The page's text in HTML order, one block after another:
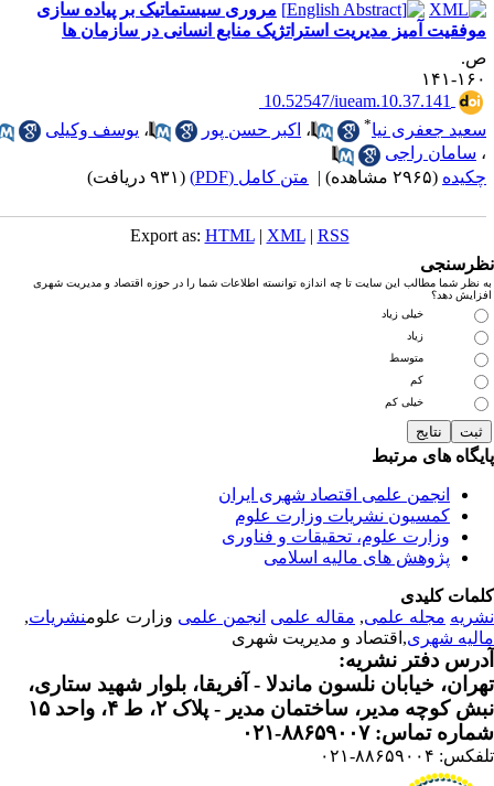
مروری سیستماتیک بر پیاده‌ سازی
آمیز مدیریت استراتژیک منابع انسانی در سازمان ‌ها
۱۴۱
‎ 10.52547/iueam.10.37.141
جعفری ‌نیا* ،اکبر حسن‌ پور ،یوسف وکیلی
سامان راجی
(۲۹۶۵ مشاهده) | متن کامل (PDF) (۹۳۱ دریافت)
Export as:HTML |XML|RSS
نظر شما مطالب این سایت تا چه اندازه توانسته اطلاعات شما را در حوزه اقتصاد و مدیریت شهری
دهد؟
خیلی زیاد
زیاد
متوسط
خیلی کم
های مرتبط
انجمن علمی اقتصاد شهری ایران
کمسیون نشریات وزارت علوم
وزارت علوم، تحقیقات و فناوری
پژوهش های مالیه اسلامی
کلیدی
مجله علمی, مقاله علمی انجمن علمیوزارت علومنشریات,
شهری ,اقتصاد و مدیریت شهری
دفتر نشریه:
خیابان نلسون ماندلا - آفریقا، بلوار شهید ستاری،
کوچه مدیر، ساختمان مدیر - پلاک ۲، ط ۴، واحد ۱۵
تماس: ۸۸۶۵۹۰۰۷-۰۲۱
۸۸۶۵۹۰۰۴-۰۲۱